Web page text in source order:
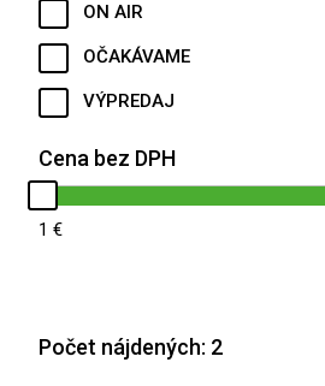
ON AIR
OČAKÁVAME
VÝPREDAJ
Cena bez DPH
1
Počet nájdených: 2